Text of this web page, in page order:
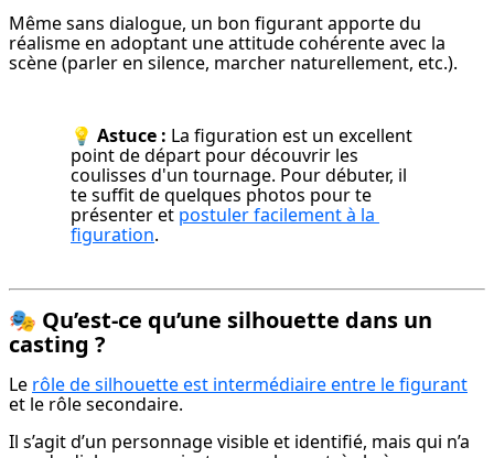
Même sans dialogue, un bon figurant apporte du
réalisme en adoptant une attitude cohérente avec la
scène (parler en silence, marcher naturellement, etc.).
💡 Astuce : La figuration est un excellent
point de départ pour découvrir les
coulisses d'un tournage. Pour débuter, il
te suffit de quelques photos pour te
présenter et postuler facilement à la
figuration.
🎭 Qu’est-ce qu’une silhouette dans un
casting ?
Le rôle de silhouette est intermédiaire entre le figurant
et le rôle secondaire.
Il s’agit d’un personnage visible et identifié, mais qui n’a